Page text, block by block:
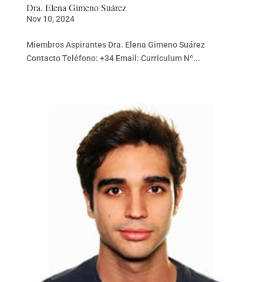
Dra. Elena Gimeno Suárez
Nov 10, 2024
Miembros Aspirantes Dra. Elena Gimeno Suárez
Contacto Teléfono: +34 Email: Currículum Nº...